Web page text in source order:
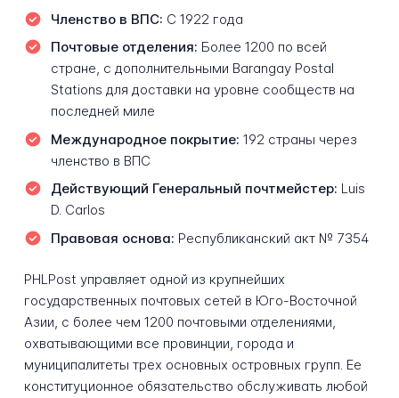
Членство в ВПС: С 1922 года
Почтовые отделения: Более 1200 по всей
стране, с дополнительными Barangay Postal
Stations для доставки на уровне сообществ на
последней миле
Международное покрытие: 192 страны через
членство в ВПС
Действующий Генеральный почтмейстер: Luis
D. Carlos
Правовая основа: Республиканский акт № 7354
PHLPost управляет одной из крупнейших
государственных почтовых сетей в Юго-Восточной
Азии, с более чем 1200 почтовыми отделениями,
охватывающими все провинции, города и
муниципалитеты трех основных островных групп. Ее
конституционное обязательство обслуживать любой